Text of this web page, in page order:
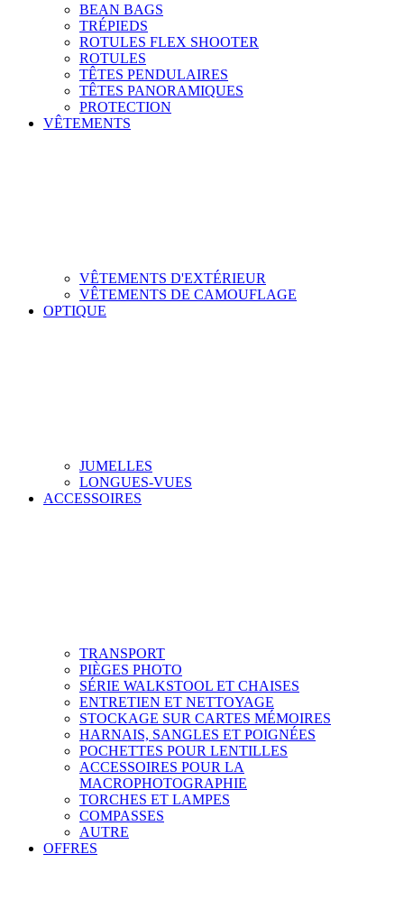
BEAN BAGS
TRÉPIEDS
ROTULES FLEX SHOOTER
ROTULES
TÊTES PENDULAIRES
TÊTES PANORAMIQUES
PROTECTION
VÊTEMENTS
VÊTEMENTS D'EXTÉRIEUR
VÊTEMENTS DE CAMOUFLAGE
OPTIQUE
JUMELLES
LONGUES-VUES
ACCESSOIRES
TRANSPORT
PIÈGES PHOTO
SÉRIE WALKSTOOL ET CHAISES
ENTRETIEN ET NETTOYAGE
STOCKAGE SUR CARTES MÉMOIRES
HARNAIS, SANGLES ET POIGNÉES
POCHETTES POUR LENTILLES
ACCESSOIRES POUR LA
MACROPHOTOGRAPHIE
TORCHES ET LAMPES
COMPASSES
AUTRE
OFFRES